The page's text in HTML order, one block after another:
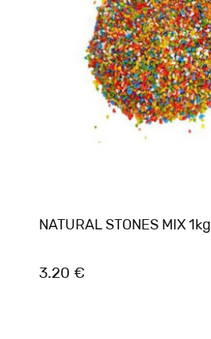
NATURAL STONES MIX 1kg
3.20 €